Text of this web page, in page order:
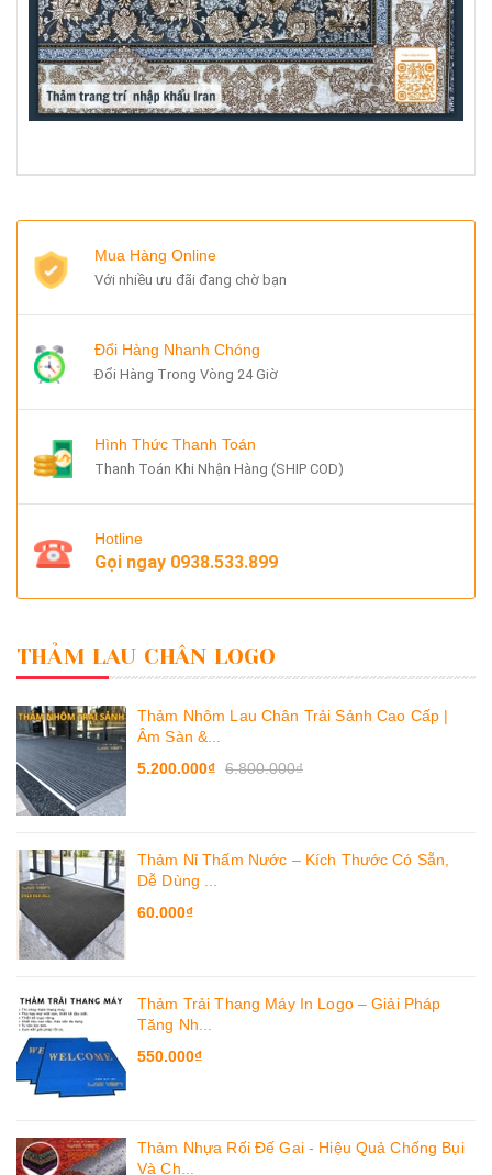
Mua Hàng Online
Với nhiều ưu đãi đang chờ bạn
Đổi Hàng Nhanh Chóng
Đổi Hàng Trong Vòng 24 Giờ
Hình Thức Thanh Toán
Thanh Toán Khi Nhận Hàng (SHIP COD)
Hotline
Gọi ngay 0938.533.899
THẢM LAU CHÂN LOGO
Thảm Nhôm Lau Chân Trải Sảnh Cao Cấp |
Âm Sàn &...
5.200.000₫ 6.800.000₫
Thảm Nỉ Thấm Nước – Kích Thước Có Sẵn,
Dễ Dùng ...
60.000₫
Thảm Trải Thang Máy In Logo – Giải Pháp
Tăng Nh...
550.000₫
Thảm Nhựa Rối Đế Gai - Hiệu Quả Chống Bụi
Và Ch...